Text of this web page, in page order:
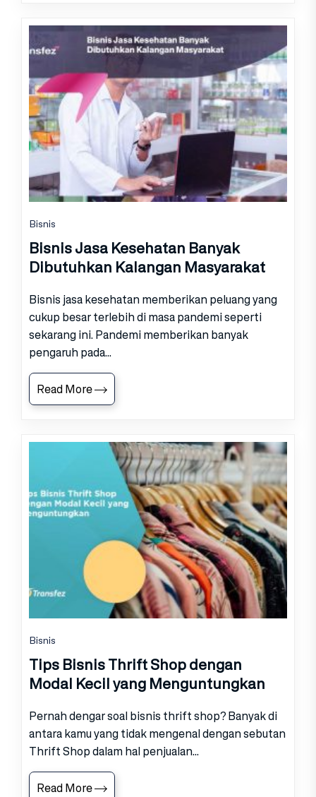
Bisnis
Bisnis Jasa Kesehatan Banyak
Dibutuhkan Kalangan Masyarakat
Bisnis jasa kesehatan memberikan peluang yang
cukup besar terlebih di masa pandemi seperti
sekarang ini. Pandemi memberikan banyak
pengaruh pada...
Read More
Bisnis
Tips Bisnis Thrift Shop dengan
Modal Kecil yang Menguntungkan
Pernah dengar soal bisnis thrift shop? Banyak di
antara kamu yang tidak mengenal dengan sebutan
Thrift Shop dalam hal penjualan...
Read More